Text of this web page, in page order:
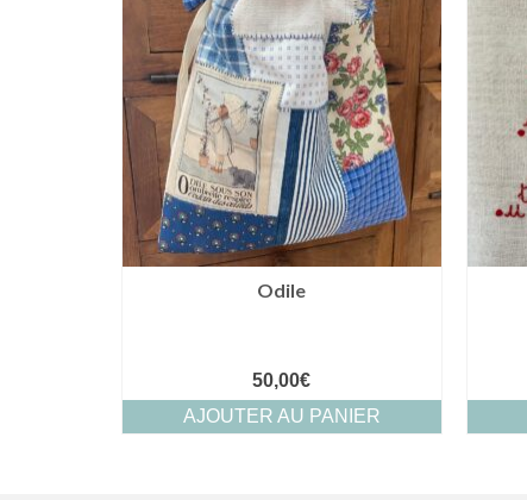
Odile
50,00€
AJOUTER AU PANIER